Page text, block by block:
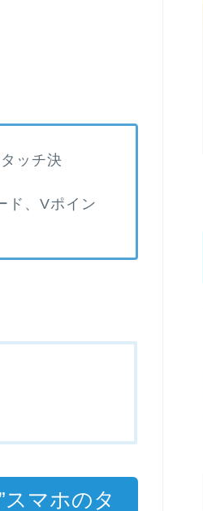
ッチ決
ド、Vポイン
スマホのタ